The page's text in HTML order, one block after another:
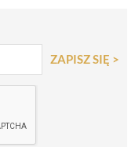
ZAPISZ SIĘ >